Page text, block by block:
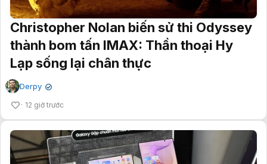
Christopher Nolan biến sử thi Odyssey
thành bom tấn IMAX: Thần thoại Hy
Lạp sống lại chân thực
Derpy ✔
12 giờ trước